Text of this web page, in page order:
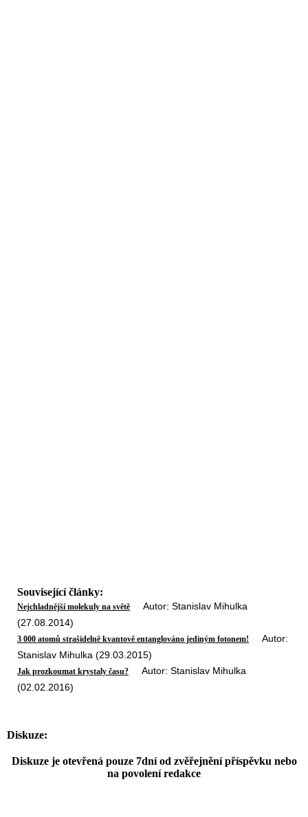
Související články:
Nejchladnější molekuly na světě Autor: Stanislav Mihulka
(27.08.2014)
3 000 atomů strašidelně kvantově entanglováno jediným fotonem!
Autor:
Stanislav Mihulka (29.03.2015)
Jak prozkoumat krystaly času? Autor: Stanislav Mihulka
(02.02.2016)
Diskuze:
Diskuze je otevřená pouze 7dní od zvěřejnění příspěvku nebo
na povolení redakce